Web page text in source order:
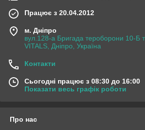
Працює з 20.04.2012
м. Дніпро
вул.128-а Бригада тероборони 10-Б
VITALS, Дніпро, Україна
Контакти
Сьогодні працює з 08:30 до 16:00
Показати весь графік роботи
Про нас